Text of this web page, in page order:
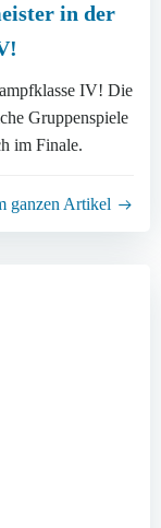
in der
IV! Die
Gruppenspiele
im Finale.
ganzen Artikel